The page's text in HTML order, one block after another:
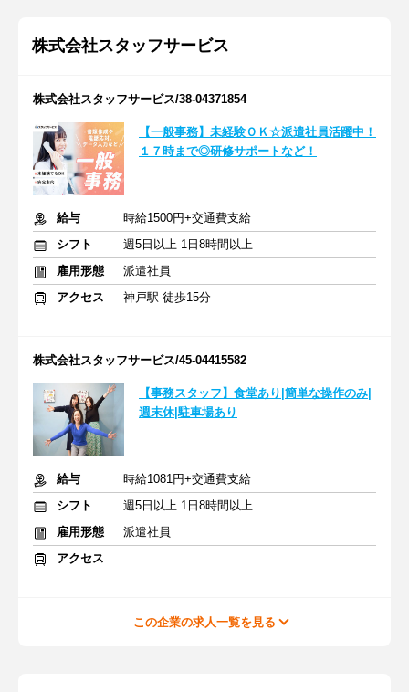
株式会社スタッフサービス
株式会社スタッフサービス/38-04371854
【一般事務】未経験ＯＫ☆派遣社員活躍中！
１７時まで◎研修サポートなど！
給与
時給1500円+交通費支給
シフト
週5日以上 1日8時間以上
雇用形態
派遣社員
アクセス
神戸駅 徒歩15分
株式会社スタッフサービス/45-04415582
【事務スタッフ】食堂あり|簡単な操作のみ|
週末休|駐車場あり
給与
時給1081円+交通費支給
シフト
週5日以上 1日8時間以上
雇用形態
派遣社員
アクセス
この企業の求人一覧を見る